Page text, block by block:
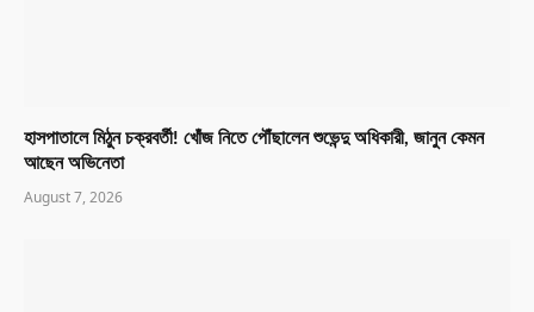
হাসপাতালে মিঠুন চক্রবর্তী! খোঁজ নিতে পৌঁছালেন শুভেন্দু অধিকারী, জানুন কেমন
আছেন অভিনেতা
August 7, 2026